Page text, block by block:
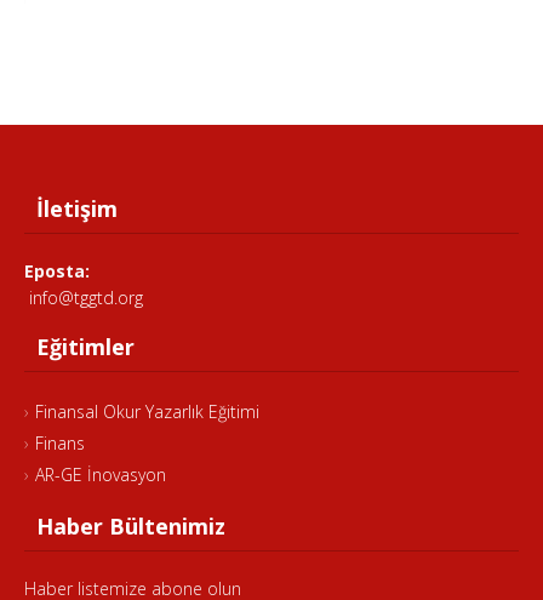
İletişim
Eposta:
info@tggtd.org
Eğitimler
Finansal Okur Yazarlık Eğitimi
Finans
AR-GE İnovasyon
Haber Bültenimiz
Haber listemize abone olun